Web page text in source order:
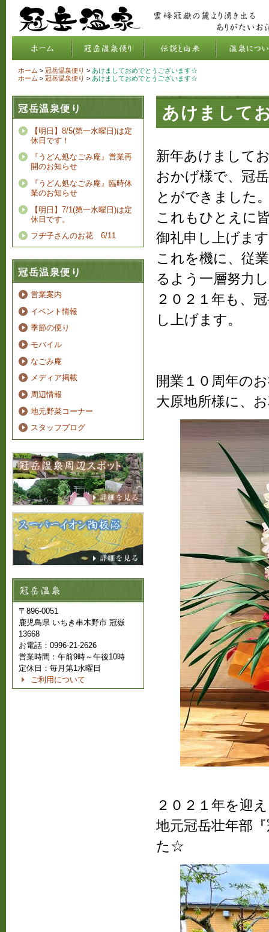
ホーム > 冠岳温泉便り > あけましておめでとうございます☆
ホーム > 冠岳温泉便り > あけましておめでとうございます☆
あけまして
新年あけまして
おかげ様で、 冠
とができました
これもひとえに
御礼申し上げま
これを機に、従
るよう一層努力
２０２１年も、
し上げます。
開業１０周年の
大原地所様に、
２０２１年を迎
地元冠岳壮年部
た☆
冠岳温泉便り
【明日】8/5(第一水曜日)は定
休日です！
『うどん処なごみ庵』営業再
開のお知らせ
『うどん処なごみ庵』臨時休
業のお知らせ
【明日】7/1(第一水曜日)は定
休日です。
フヂ子さんのお花 6/11
冠岳温泉便り
営業案内
イベント情報
季節の便り
モバイル
なごみ庵
メディア掲載
周辺情報
地元野菜コーナー
スタッフブログ
〒896-0051
鹿児島県 いちき串木野市 冠嶽
13668
お電話：0996-21-2626
営業時間：午前9時～午後10時
定休日：毎月第1水曜日
ご利用について